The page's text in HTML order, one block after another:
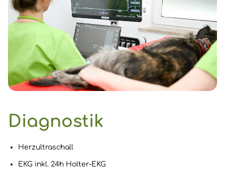
Diagnostik
Herzultraschall
EKG inkl. 24h Holter-EKG